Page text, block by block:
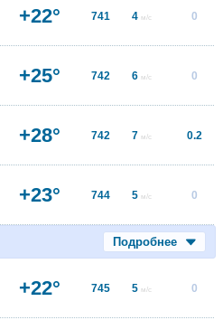
+22° 741 4 м/с 0
+25° 742 6 м/с 0
+28° 742 7 м/с 0.2
+23° 744 5 м/с 0
Подробнее
+22° 745 5 м/с 0